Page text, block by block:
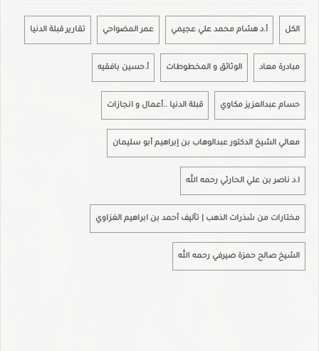
الكل أ.د هشام محمد علي عجيمي عمر المضواحي تقارير قبلة الدنيا
مبادرة معاد الوثائق و المخطوطات أ.حسين بافقيه
حسام عبدالعزيز مكاوي قبلة الدنيا ..أعمال و انجازات
معالي الشيخ الدكتور عبدالوهاب بن إبراهيم أبو سليمان
ا.د ناصر بن علي الحارثي رحمه الله
مختارات من شذرات الذهب | تأليف أحمد بن ابراهيم الغزاوي
الشيخ صالح حمزة صيرفي رحمه الله